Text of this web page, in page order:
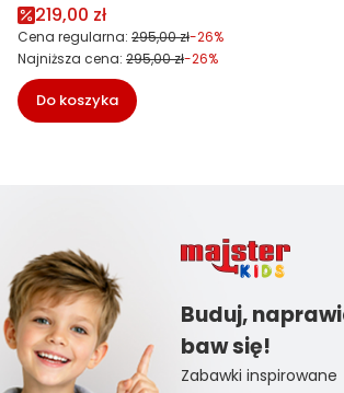
Cena promocyjna
219,00 zł
Cena regularna: 295,00 zł-26%
Najniższa cena: 295,00 zł-26%
Do koszyka
Buduj,
baw się!
Zabawki inspirowane